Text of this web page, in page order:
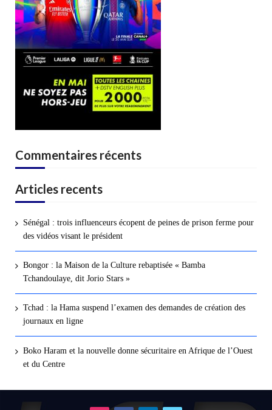
Commentaires récents
Articles recents
Sénégal : trois influenceurs écopent de peines de prison ferme pour
des vidéos visant le président
Bongor : la Maison de la Culture rebaptisée « Bamba
Tchandoulaye, dit Jorio Stars »
Tchad : la Hama suspend l’examen des demandes de création des
journaux en ligne
Boko Haram et la nouvelle donne sécuritaire en Afrique de l’Ouest
et du Centre